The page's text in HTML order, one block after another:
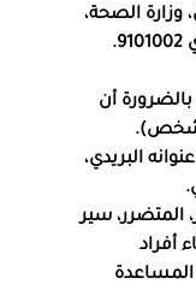
الصحة،
أن
البريدي،
المتضرر، سير
أفراد
المساعدة